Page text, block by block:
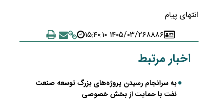
انتهای پیام
۸۸۸۶۱۴۰۵/۰۳/۲۶ ۱۵:۴۰:۱۰
اخبار مرتبط
به سرانجام رسیدن پروژه‌های بزرگ توسعه صنعت
نفت با حمایت از بخش خصوصی